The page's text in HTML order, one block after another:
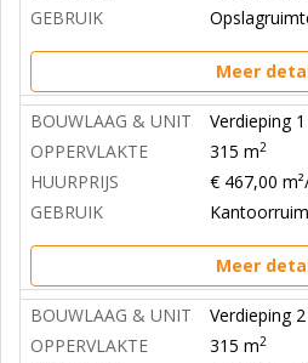
GEBRUIK
Meer
BOUWLAAG & UNIT
Verdieping 1
OPPERVLAKTE
315 m2
HUURPRIJS
€ 467,00
GEBRUIK
Meer
BOUWLAAG & UNIT
Verdieping 2
OPPERVLAKTE
315 m2